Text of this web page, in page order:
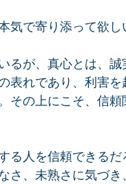
気で寄り添って欲し
るが、真心とは、誠
表れであり、利害
その上にこそ、信
人を信頼できるだ
さ、未熟さに気づ